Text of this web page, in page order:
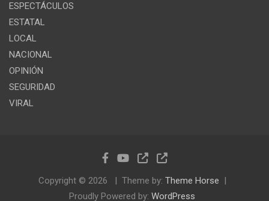
ESPECTÁCULOS
ESTATAL
LOCAL
NACIONAL
OPINIÓN
SEGURIDAD
VIRAL
Copyright © 2026 Theme by: Theme Horse
Proudly Powered by: WordPress